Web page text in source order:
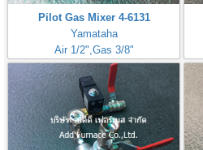
Pilot Gas Mixer 4-6131
Yamataha
Air 1/2",Gas 3/8"